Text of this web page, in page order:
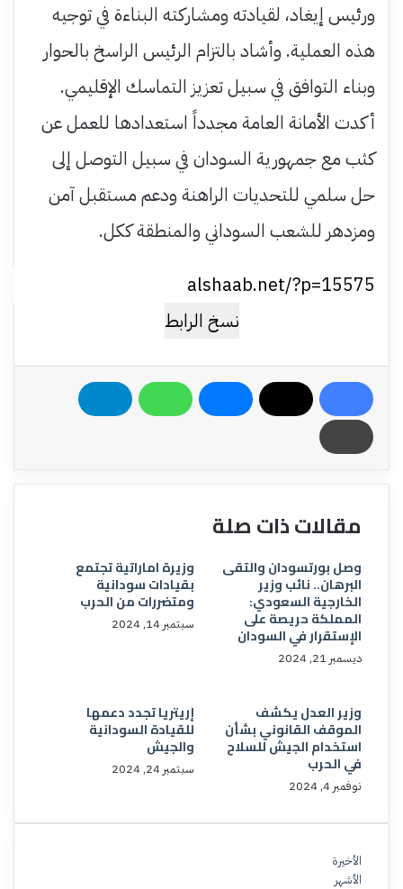
ورئيس إيغاد، لقيادته ومشاركته البناءة في توجيه
هذه العملية. وأشاد بالتزام الرئيس الراسخ بالحوار
وبناء التوافق في سبيل تعزيز التماسك الإقليمي.
أكدت الأمانة العامة مجدداً استعدادها للعمل عن
كثب مع جمهورية السودان في سبيل التوصل إلى
حل سلمي للتحديات الراهنة ودعم مستقبل آمن
ومزدهر للشعب السوداني والمنطقة ككل.
نسخ الرابط
مقالات ذات صلة
وزيرة اماراتية تجتمع
بقيادات سودانية
ومتضررات من الحرب
سبتمبر 14, 2024
وصل بورتسودان والتقى
البرهان.. نائب وزير
الخارجية السعودي:
المملكة حريصة على
الإستقرار في السودان
ديسمبر 21, 2024
إريتريا تجدد دعمها
للقيادة السودانية
والجيش
سبتمبر 24, 2024
وزير العدل يكشف
الموقف القانوني بشأن
استخدام الجيش للسلاح
في الحرب
نوفمبر 4, 2024
الأخيرة
الأشهر